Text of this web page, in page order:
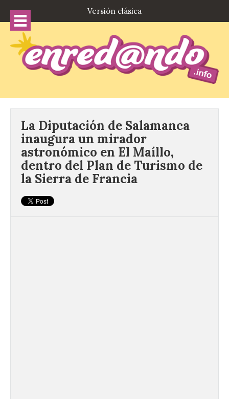
Versión clásica
La Diputación de Salamanca
inaugura un mirador
astronómico en El Maíllo,
dentro del Plan de Turismo de
la Sierra de Francia